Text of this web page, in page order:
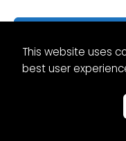
This website uses
best user